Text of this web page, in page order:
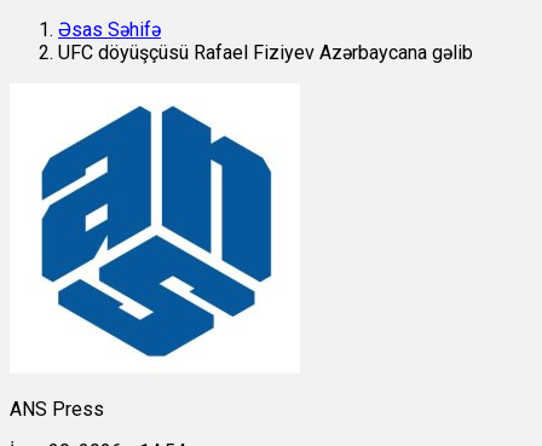
Əsas Səhifə
UFC döyüşçüsü Rafael Fiziyev Azərbaycana gəlib
ANS Press